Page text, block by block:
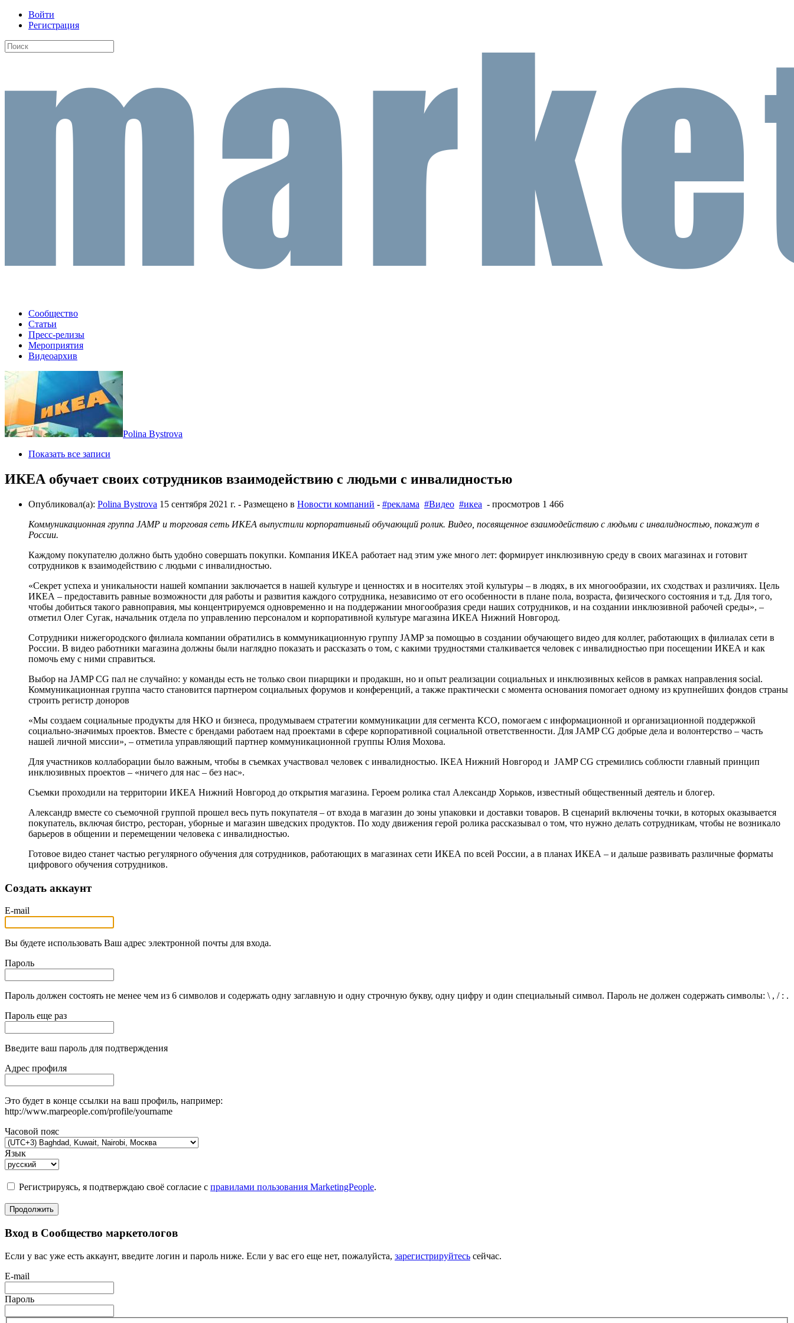
Войти
Регистрация
Сообщество
Статьи
Пресс-релизы
Мероприятия
Видеоархив
Polina Bystrova
Показать все записи
ИКЕА обучает своих сотрудников взаимодействию с людьми с инвалидностью
Опубликовал(а): Polina Bystrova 15 сентября 2021 г. - Размещено в Новости компаний - #реклама #Видео #икеа - просмотров 1 466
Коммуникационная группа JAMP и торговая сеть ИКЕА выпустили корпоративный обучающий ролик. Видео , посвященное взаимодействию с людьми с инвалидностью, покажут в
России.
Каждому покупателю должно быть удобно совершать покупки. Компания ИКЕА работает над этим уже много лет: формирует инклюзивную среду в своих магазинах и готовит
сотрудников к взаимодействию с людьми с инвалидностью.
«Секрет успеха и уникальности нашей компании заключается в нашей культуре и ценностях и в носителях этой культуры – в людях, в их многообразии, их сходствах и различиях. Цель
ИКЕА – предоставить равные возможности для работы и развития каждого сотрудника, независимо от его особенности в плане пола, возраста, физического состояния и т.д. Для того,
чтобы добиться такого равноправия, мы концентрируемся одновременно и на поддержании многообразия среди наших сотрудников, и на создании инклюзивной рабочей среды», –
отметил Олег Сугак, начальник отдела по управлению персоналом и корпоративной культуре магазина ИКЕА Нижний Новгород.
Сотрудники нижегородского филиала компании обратились в коммуникационную группу JAMP за помощью в создании обучающего видео для коллег, работающих в филиалах сети в
России. В видео работники магазина должны были наглядно показать и рассказать о том, с какими трудностями сталкивается человек с инвалидностью при посещении ИКЕА и как
помочь ему с ними справиться.
Выбор на JAMP CG пал не случайно: у команды есть не только свои пиарщики и продакшн, но и опыт реализации социальных и инклюзивных кейсов в рамках направления social.
Коммуникационная группа часто становится партнером социальных форумов и конференций, а также практически с момента основания помогает одному из крупнейших фондов страны
строить регистр доноров
«Мы создаем социальные продукты для НКО и бизнеса, продумываем стратегии коммуникации для сегмента КСО, помогаем с информационной и организационной поддержкой
социально-значимых проектов. Вместе с брендами работаем над проектами в сфере корпоративной социальной ответственности. Для JAMP CG добрые дела и волонтерство – часть
нашей личной миссии», – отметила управляющий партнер коммуникационной группы Юлия Мохова.
Для участников коллаборации было важным, чтобы в съемках участвовал человек с инвалидностью. IKEA Нижний Новгород и JAMP CG стремились соблюсти главный принцип
инклюзивных проектов – «ничего для нас – без нас».
Съемки проходили на территории ИКЕА Нижний Новгород до открытия магазина. Героем ролика стал Александр Хорьков, известный общественный деятель и блогер.
Александр вместе со съемочной группой прошел весь путь покупателя – от входа в магазин до зоны упаковки и доставки товаров. В сценарий включены точки, в которых оказывается
покупатель, включая бистро, ресторан, уборные и магазин шведских продуктов. По ходу движения герой ролика рассказывал о том, что нужно делать сотрудникам, чтобы не возникало
барьеров в общении и перемещении человека с инвалидностью.
Готовое видео станет частью регулярного обучения для сотрудников, работающих в магазинах сети ИКЕА по всей России, а в планах ИКЕА – и дальше развивать различные форматы
цифрового обучения сотрудников.
Создать аккаунт
E-mail
Вы будете использовать Ваш адрес электронной почты для входа.
Пароль
Пароль должен состоять не менее чем из 6 символов и содержать одну заглавную и одну строчную букву, одну цифру и один специальный символ. Пароль не должен содержать символы: \ , / : .
Пароль еще раз
Введите ваш пароль для подтверждения
Адрес профиля
Это будет в конце ссылки на ваш профиль, например:
http://www.marpeople.com/profile/yourname
Часовой пояс
Язык
Регистрируясь, я подтверждаю своё согласие с правилами пользования MarketingPeople.
Продолжить
Вход в Сообщество маркетологов
Если у вас уже есть аккаунт, введите логин и пароль ниже. Если у вас его еще нет, пожалуйста, зарегистрируйтесь сейчас.
E-mail
Пароль